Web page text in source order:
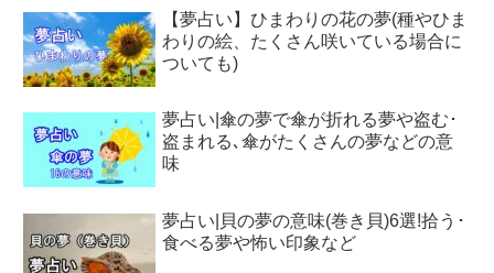
【夢占い】ひまわりの花の夢(種やひま
わりの絵、たくさん咲いている場合に
ついても)
夢占い|傘の夢で傘が折れる夢や盗む･
盗まれる､傘がたくさんの夢などの意
味
夢占い|貝の夢の意味(巻き貝)6選!拾う･
食べる夢や怖い印象など